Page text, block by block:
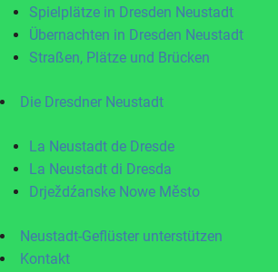
Spielplätze in Dresden Neustadt
Übernachten in Dresden Neustadt
Straßen, Plätze und Brücken
Die Dresdner Neustadt
La Neustadt de Dresde
La Neustadt di Dresda
Drježdźanske Nowe Město
Neustadt-Geflüster unterstützen
Kontakt